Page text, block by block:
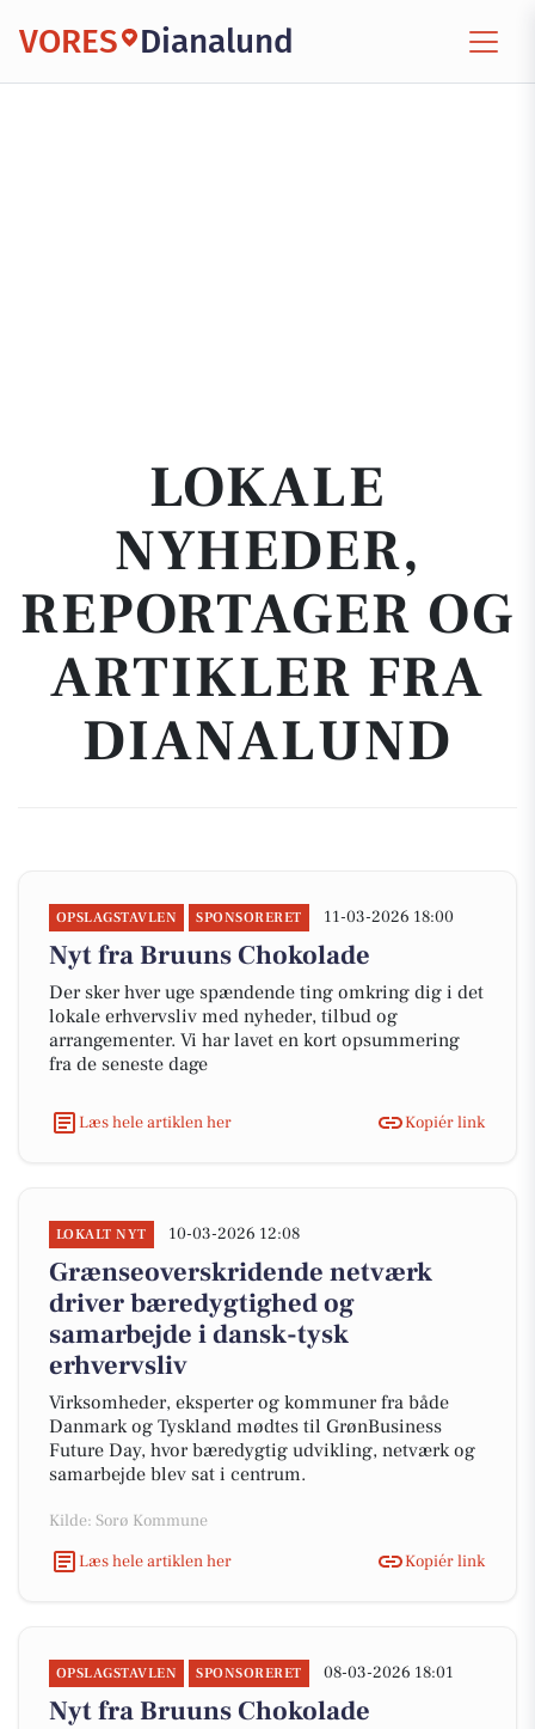
VORES Dianalund
LOKALE
NYHEDER,
REPORTAGER OG
ARTIKLER FRA
DIANALUND
OPSLAGSTAVLEN SPONSORERET 11-03-2026 18:00
Nyt fra Bruuns Chokolade
Der sker hver uge spændende ting omkring dig i det
lokale erhvervsliv med nyheder, tilbud og
arrangementer. Vi har lavet en kort opsummering
fra de seneste dage
Læs hele artiklen her Kopiér link
LOKALT NYT 10-03-2026 12:08
Grænseoverskridende netværk
driver bæredygtighed og
samarbejde i dansk-tysk
erhvervsliv
Virksomheder, eksperter og kommuner fra både
Danmark og Tyskland mødtes til GrønBusiness
Future Day, hvor bæredygtig udvikling, netværk og
samarbejde blev sat i centrum.
Kilde: Sorø Kommune
Læs hele artiklen her
Kopiér link
OPSLAGSTAVLEN SPONSORERET 08-03-2026 18:01
Nyt fra Bruuns Chokolade